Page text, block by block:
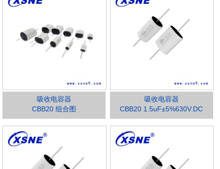
吸收电容器
CBB20 组合图
吸收电容器
CBB20 1.5uF±5%630V.DC